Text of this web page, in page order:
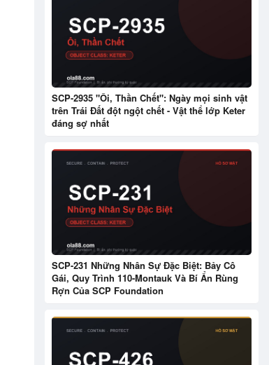
SCP-2935 "Ôi, Thần Chết": Ngày mọi sinh vật
trên Trái Đất đột ngột chết - Vật thể lớp Keter
đáng sợ nhất
SCP-231 Những Nhân Sự Đặc Biệt: Bảy Cô
Gái, Quy Trình 110-Montauk Và Bí Ẩn Rùng
Rợn Của SCP Foundation